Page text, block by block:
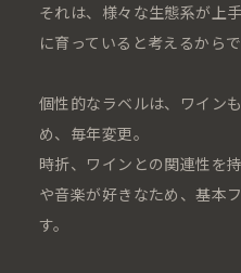
それは、様々な生態系が上
に育っていると考えるからで
個性的なラベルは、ワイン
め、毎年変更。
時折、ワインとの関連性を
や音楽が好きなため、基本
す。